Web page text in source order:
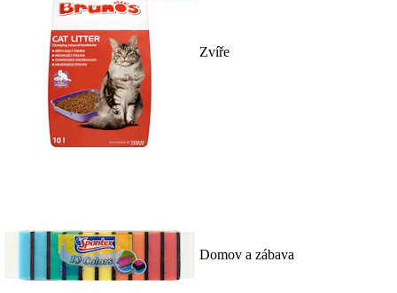
Zvíře
Domov a zábava